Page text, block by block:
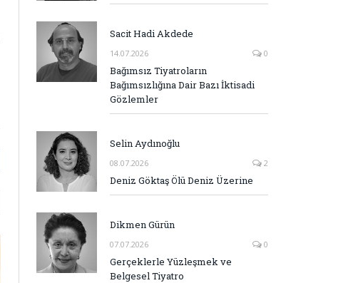
Sacit Hadi Akdede
14.07.2026 0
Bağımsız Tiyatroların
Bağımsızlığına Dair Bazı İktisadi
Gözlemler
Selin Aydınoğlu
08.07.2026 2
Deniz Göktaş Ölü Deniz Üzerine
Dikmen Gürün
07.07.2026 0
Gerçeklerle Yüzleşmek ve
Belgesel Tiyatro